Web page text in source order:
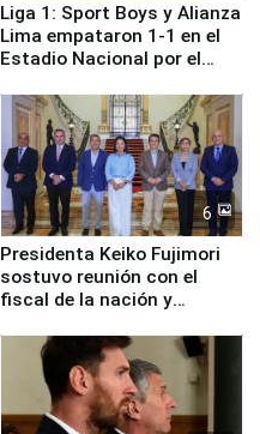
Liga 1: Sport Boys y Alianza
Lima empataron 1-1 en el
Estadio Nacional por el
6
Presidenta Keiko Fujimori
sostuvo reunión con el
fiscal de la nación y